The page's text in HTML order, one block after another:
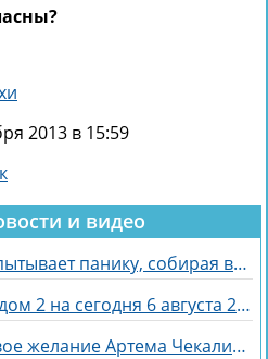
2013 в 15:59
и видео
Настя Ромашова испытывает панику, собирая вещи для родов в Бразилии
Последние новости дом 2 на сегодня 6 августа 2026
Стало известно первое желание Артема Чекалина при переводе в СИЗО